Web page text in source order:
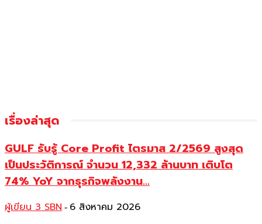
เรื่องล่าสุด
GULF รับรู้ Core Profit ไตรมาส 2/2569 สูงสุด
เป็นประวัติการณ์ จำนวน 12,332 ล้านบาท เติบโต
74% YoY จากธุรกิจพลังงาน...
ผู้เขียน 3 SBN - 6 สิงหาคม 2026